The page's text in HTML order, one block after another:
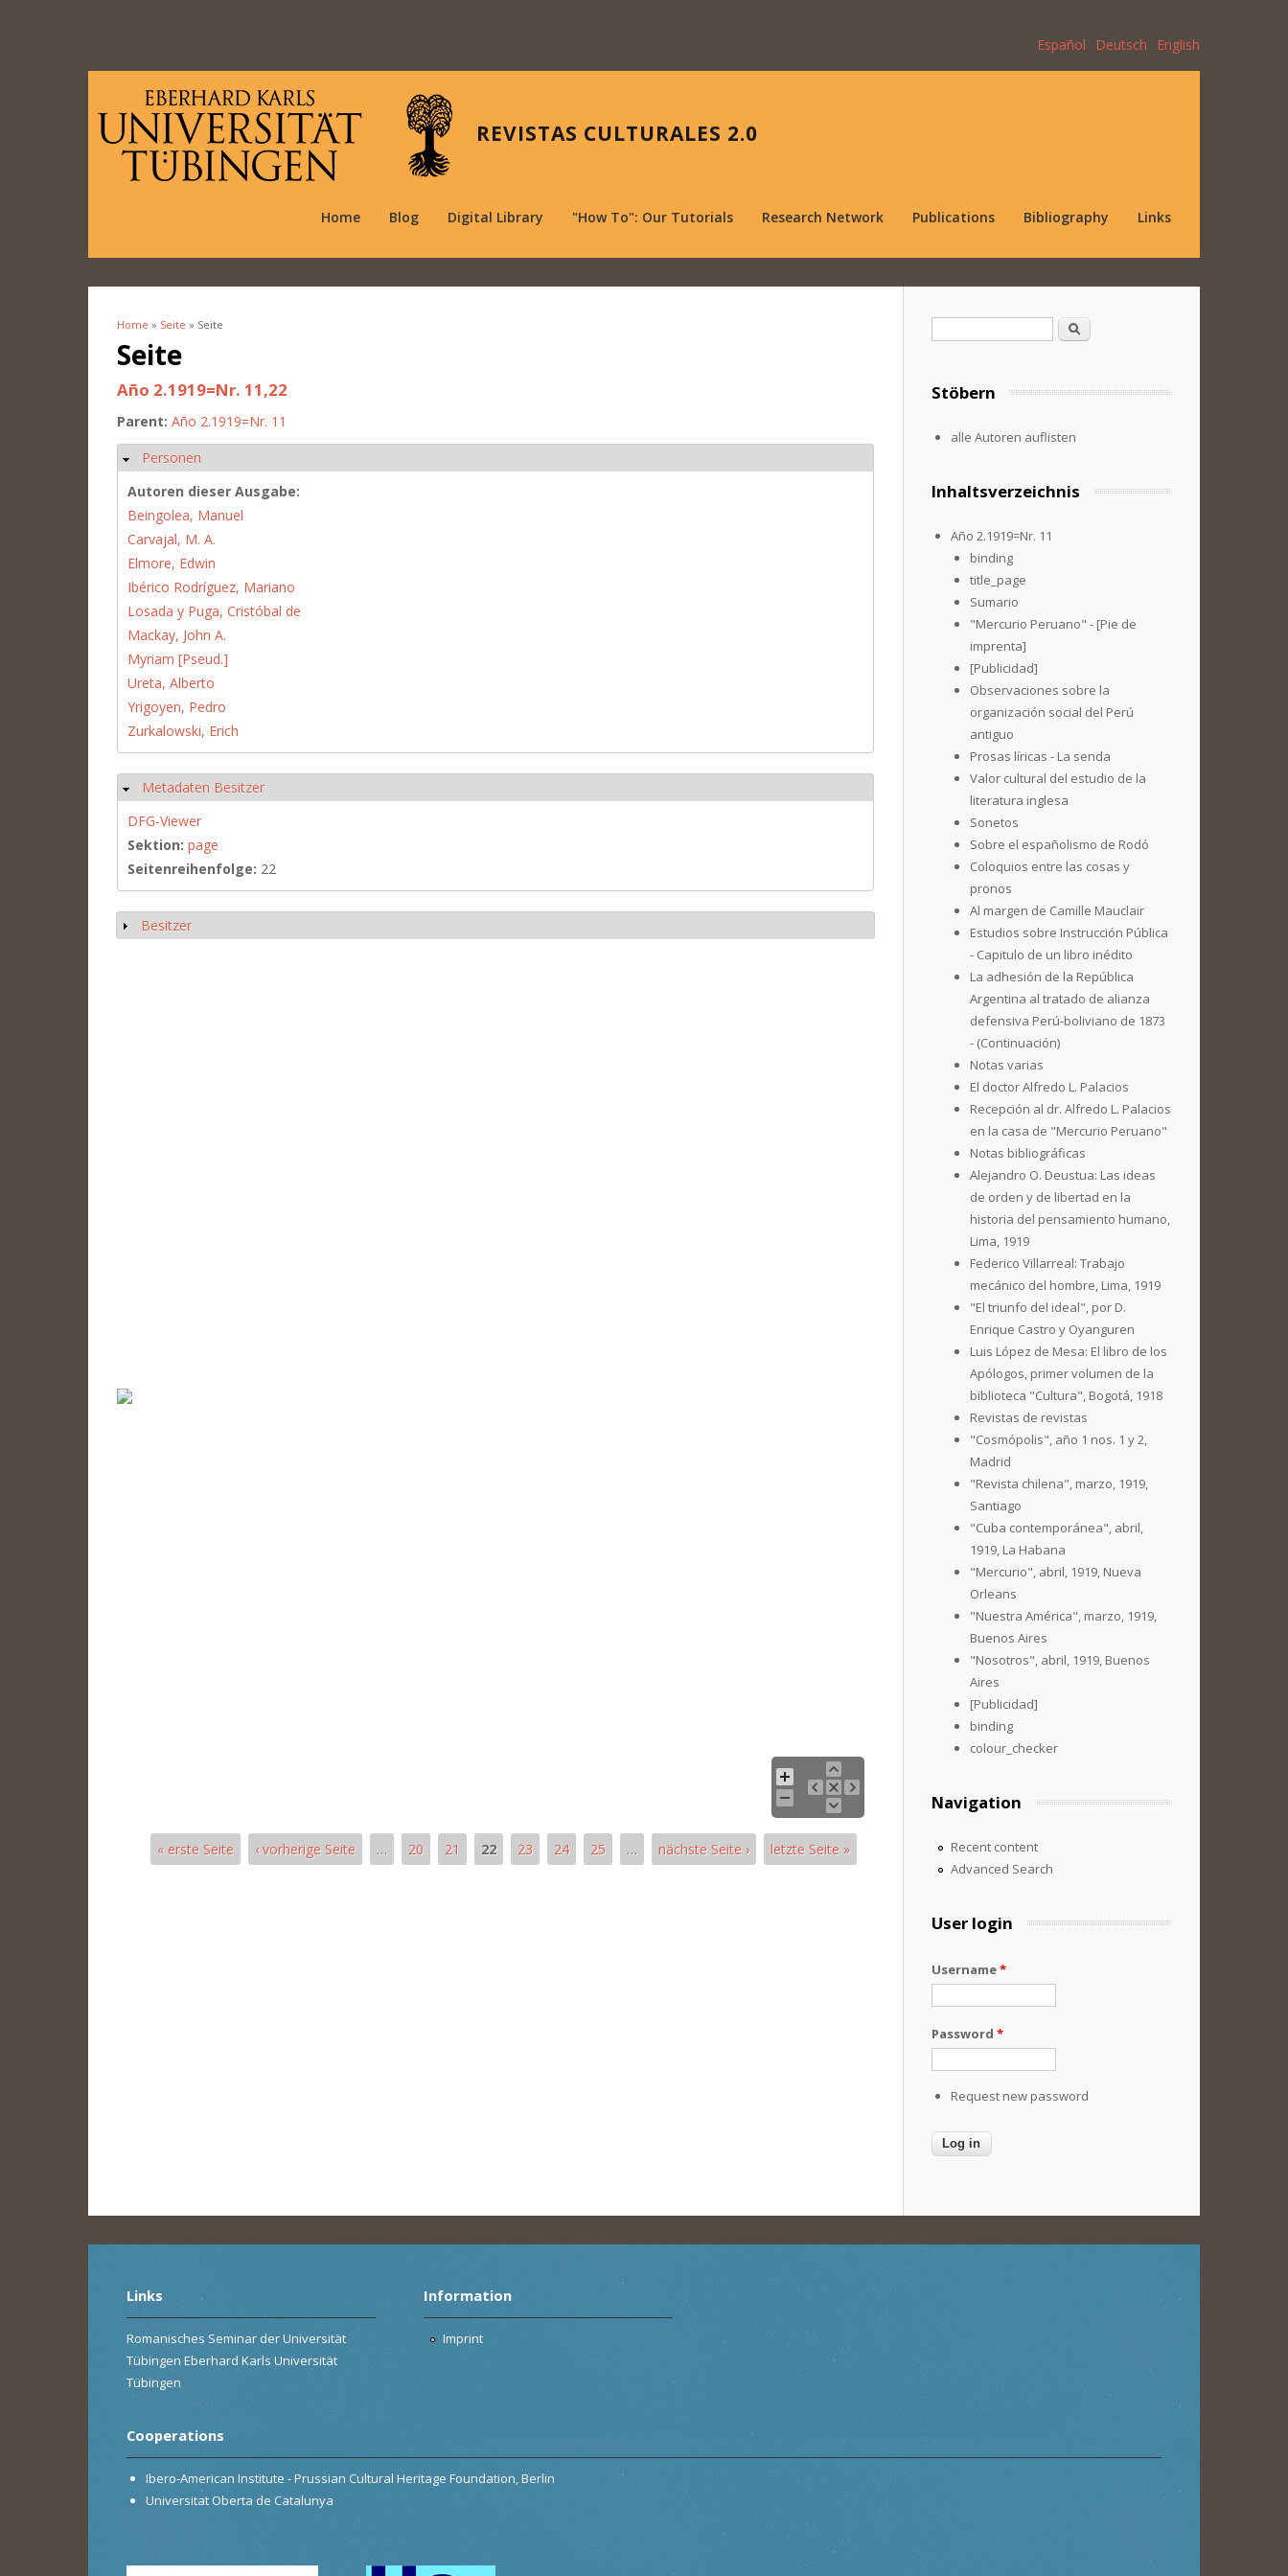
Español Deutsch English
REVISTAS CULTURALES 2.0
Home Blog Digital Library "How To": Our Tutorials Research Network Publications Bibliography Links
You are here
Home » Seite » Seite
Seite
Año 2.1919=Nr. 11,22
Parent: Año 2.1919=Nr. 11
Hide
Personen
Autoren dieser Ausgabe:
Beingolea, Manuel
Carvajal, M. A.
Elmore, Edwin
Ibérico Rodríguez, Mariano
Losada y Puga, Cristóbal de
Mackay, John A.
Myriam [Pseud.]
Ureta, Alberto
Yrigoyen, Pedro
Zurkalowski, Erich
Hide
Metadaten Besitzer
DFG-Viewer
Sektion: page
Seitenreihenfolge: 22
Show
Besitzer
« erste Seite ‹ vorherige Seite … 20 21 22 23 24 25 … nächste Seite › letzte Seite »
Search
Stöbern
alle Autoren auflisten
Inhaltsverzeichnis
Año 2.1919=Nr. 11
binding
title_page
Sumario
"Mercurio Peruano" - [Pie de
imprenta]
[Publicidad]
Observaciones sobre la
organización social del Perú
antiguo
Prosas líricas - La senda
Valor cultural del estudio de la
literatura inglesa
Sonetos
Sobre el españolismo de Rodó
Coloquios entre las cosas y
pronos
Al margen de Camille Mauclair
Estudios sobre Instrucción Pública
- Capitulo de un libro inédito
La adhesión de la República
Argentina al tratado de alianza
defensiva Perú-boliviano de 1873
- (Continuación)
Notas varias
El doctor Alfredo L. Palacios
Recepción al dr. Alfredo L. Palacios
en la casa de "Mercurio Peruano"
Notas bibliográficas
Alejandro O. Deustua: Las ideas
de orden y de libertad en la
historia del pensamiento humano,
Lima, 1919
Federico Villarreal: Trabajo
mecánico del hombre, Lima, 1919
"El triunfo del ideal", por D.
Enrique Castro y Oyanguren
Luis López de Mesa: El libro de los
Apólogos, primer volumen de la
biblioteca "Cultura", Bogotá, 1918
Revistas de revistas
"Cosmópolis", año 1 nos. 1 y 2,
Madrid
"Revista chilena", marzo, 1919,
Santiago
"Cuba contemporánea", abril,
1919, La Habana
"Mercurio", abril, 1919, Nueva
Orleans
"Nuestra América", marzo, 1919,
Buenos Aires
"Nosotros", abril, 1919, Buenos
Aires
[Publicidad]
binding
colour_checker
Navigation
Recent content
Advanced Search
User login
Username*
Password *
Request new password
Links
Romanisches Seminar der Universität
Tübingen Eberhard Karls Universität
Tübingen
Information
Imprint
Cooperations
Ibero-American Institute - Prussian Cultural Heritage Foundation, Berlin
Universitat Oberta de Catalunya